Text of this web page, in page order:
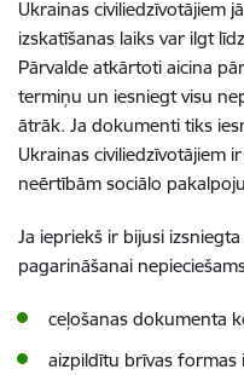
Ukrainas civiliedzīvotājiem
izskatīšanas laiks var ilgt
Pārvalde atkārtoti aicina
termiņu un iesniegt visu
ātrāk. Ja dokumenti tiks
Ukrainas civiliedzīvotājiem
neērtībām sociālo
Ja iepriekš ir bijusi
pagarināšanai
ceļošanas dokumenta
aizpildītu brīvas formas